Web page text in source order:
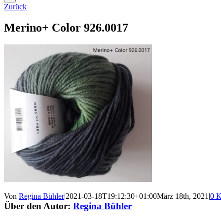
Zurück
Merino+ Color 926.0017
Von Regina Bühler|2021-03-18T19:12:30+01:00März 18th, 2021 |0
Über den Autor: Regina Bühler